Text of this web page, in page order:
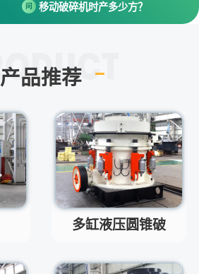
答 每小时30-300方的型号都有。
问 小型的制砂机类型有哪些？
砂机，HX制砂机等
问 请问厂家地址在哪？
答
河南省郑州市高新技术开发区梧
桐街与红松路交叉口中国高端矿
机生产出口基地园区
问 制砂机最小的产量是多少？
最小每小时12吨
答 每小时30-300方的型号都有。
产品推荐
多缸液压圆锥破